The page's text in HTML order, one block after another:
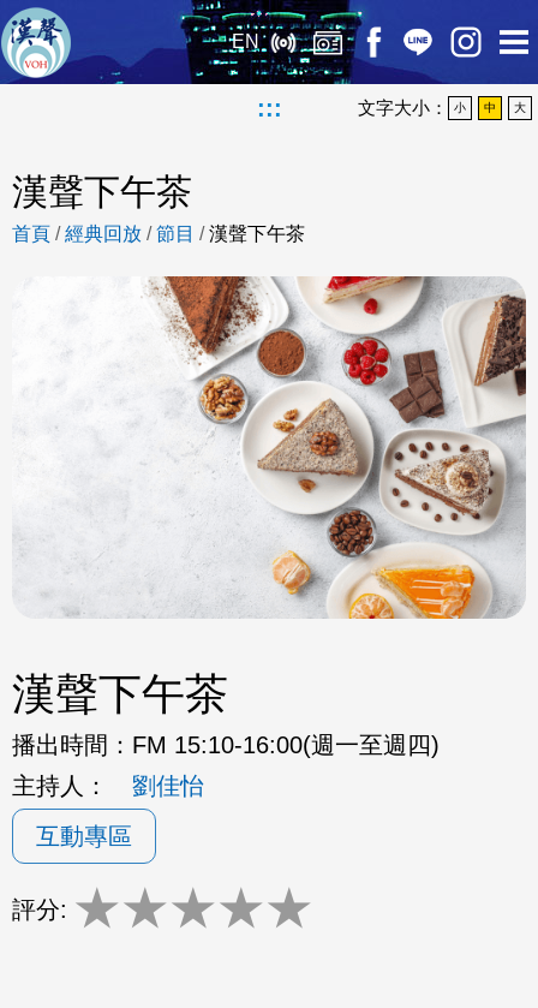
EN
::: 文字大小： 小 中 大
漢聲下午茶
首頁 /經典回放 /節目 /漢聲下午茶
漢聲下午茶
播出時間： FM 15:10-16:00(週一至週四)
主持人：
劉佳怡
互動專區
評分: ★★★★★